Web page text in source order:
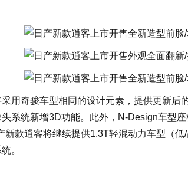
用奇骏车型相同的设计元素，提供更新后
系统新增3D功能。此外，N-Design车型
新款逍客将继续提供1.3T轻混动力车型（
。